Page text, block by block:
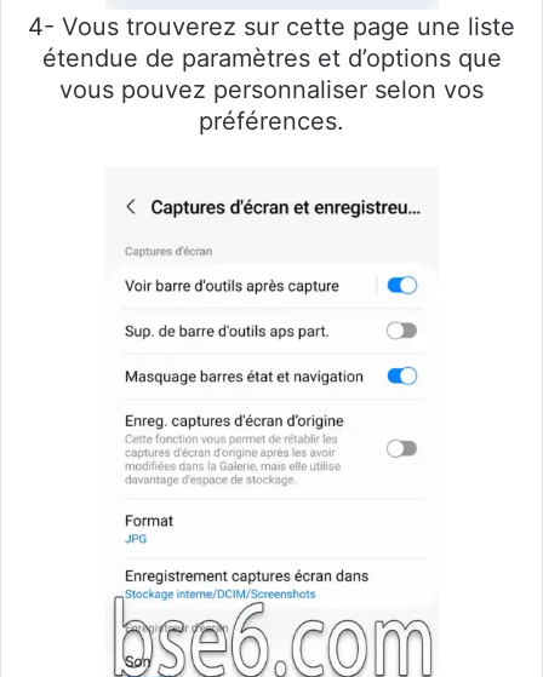
4- Vous trouverez sur cette page une liste
étendue de paramètres et d’options que
vous pouvez personnaliser selon vos
préférences.